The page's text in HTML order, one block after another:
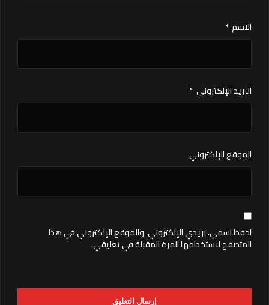
الاسم *
البريد الإلكتروني *
الموقع الإلكتروني
احفظ اسمي، بريدي الإلكتروني، والموقع الإلكتروني في هذا
المتصفح لاستخدامها المرة المقبلة في تعليقي.